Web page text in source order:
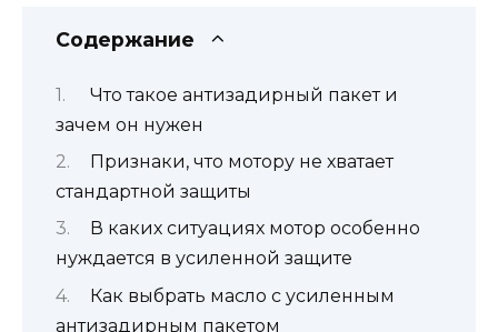
Содержание
Что такое антизадирный пакет и
зачем он нужен
Признаки, что мотору не хватает
стандартной защиты
В каких ситуациях мотор особенно
нуждается в усиленной защите
Как выбрать масло с усиленным
антизадирным пакетом